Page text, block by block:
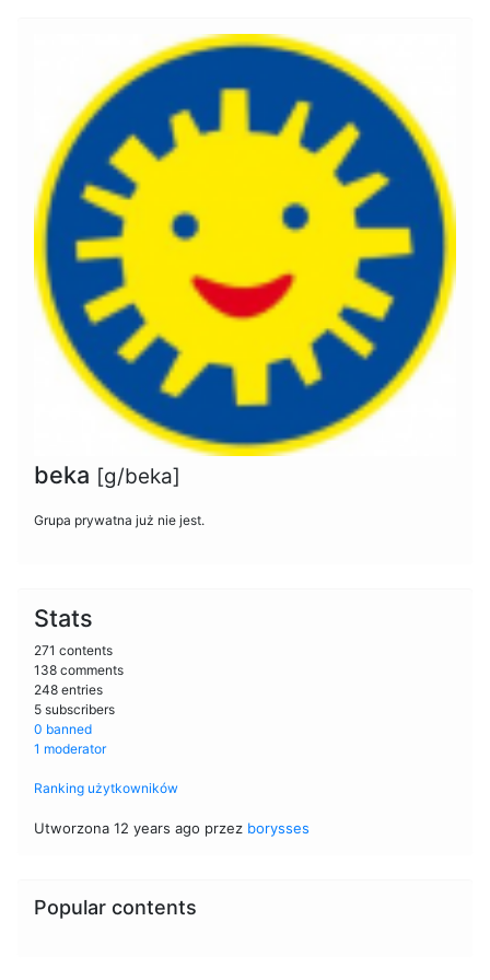
beka [g/beka]
Grupa prywatna już nie jest.
Stats
271 contents
138 comments
248 entries
5 subscribers
0 banned
1 moderator
Ranking użytkowników
Utworzona 12 years ago przez borysses
Popular contents